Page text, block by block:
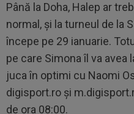
Până la Doha, Halep ar
normal, și la turneul de la
începe pe 29 ianuarie.
pe care Simona îl va avea
juca în optimi cu Naomi
digisport.ro și
de ora 08:00.